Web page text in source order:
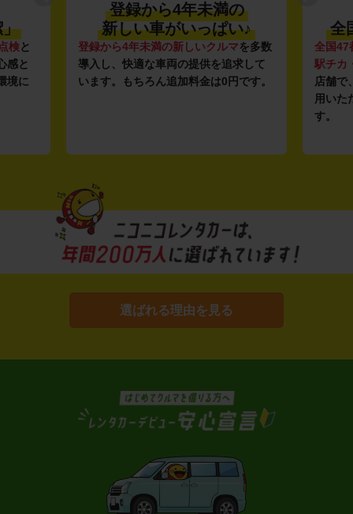
」
検と
感と
境に
登録から4年未満の
新しい車がいっぱい♪
登録から4年未満の新しいクルマを多数
導入し、快適な車両の提供を追求して
います。もちろん追加料金は0円です。
全
全国47
駅チカ
店舗で
用いた
す。
選ばれる理由を見る